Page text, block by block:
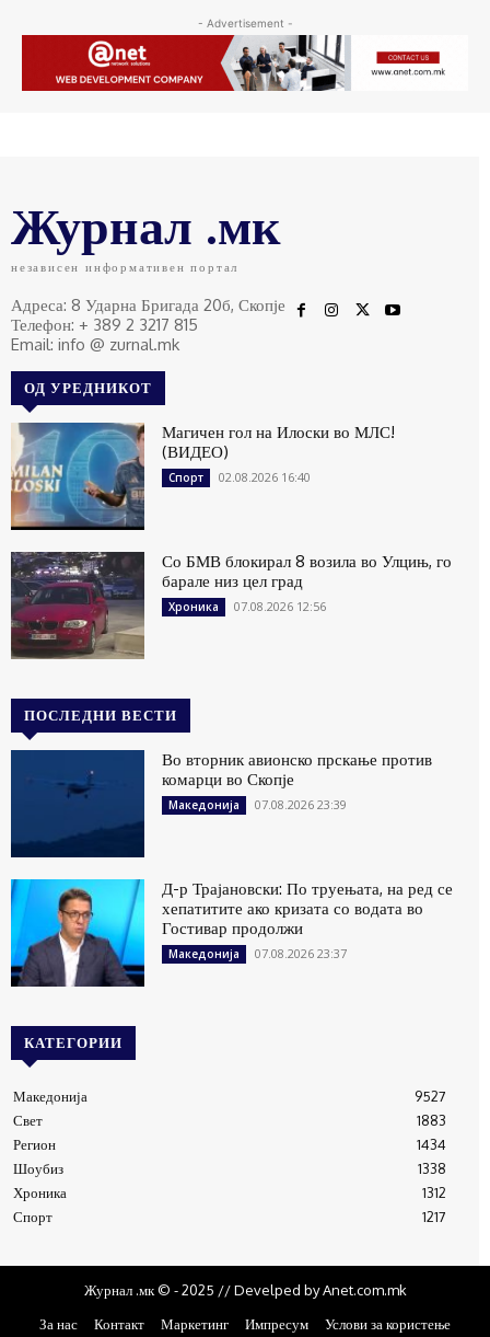
- Advertisement -
Журнал .мк
независен информативен портал
Адреса: 8 Ударна Бригада 20б, Скопје
Телефон: + 389 2 3217 815
Email: info @ zurnal.mk
ОД УРЕДНИКОТ
Магичен гол на Илоски во МЛС!
(ВИДЕО)
Спорт 02.08.2026 16:40
Со БМВ блокирал 8 возила во Улцињ, го
барале низ цел град
Хроника 07.08.2026 12:56
ПОСЛЕДНИ ВЕСТИ
Во вторник авионско прскање против
комарци во Скопје
Македонија 07.08.2026 23:39
Д-р Трајановски: По труењата, на ред се
хепатитите ако кризата со водата во
Гостивар продолжи
Македонија 07.08.2026 23:37
КАТЕГОРИИ
Македонија
9527
Свет
1883
Регион
1434
Шоубиз
1338
Хроника
1312
Спорт
1217
Журнал .мк © - 2025 // Develped by Anet.com.mk
За нас
Контакт Маркетинг Импресум Услови за користење